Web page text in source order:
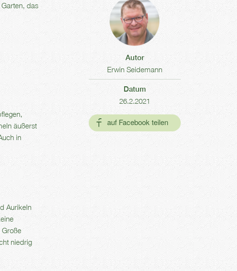
das
äußerst
in
Aurikeln
niedrig
Autor
Erwin Seidemann
Datum
26.2.2021